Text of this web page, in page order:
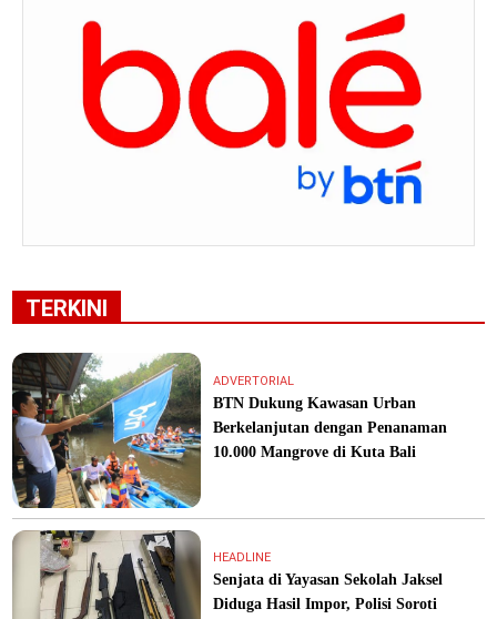
TERKINI
ADVERTORIAL
BTN Dukung Kawasan Urban
Berkelanjutan dengan Penanaman
10.000 Mangrove di Kuta Bali
HEADLINE
Senjata di Yayasan Sekolah Jaksel
Diduga Hasil Impor, Polisi Soroti